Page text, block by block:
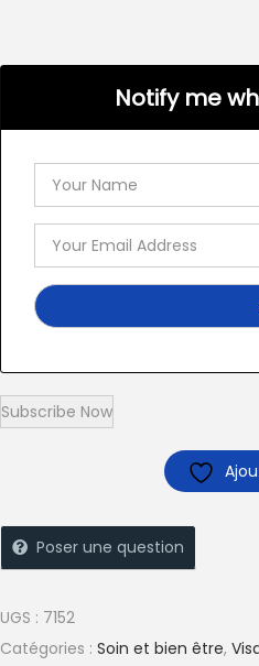
Notify me
Poser une question
UGS : 7152
Catégories : Soin et bien être,